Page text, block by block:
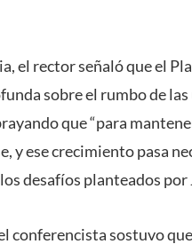
el rector señaló que el
sobre el rumbo de
que “para
y ese crecimiento pasa
desafíos planteados por
conferencista sostuvo